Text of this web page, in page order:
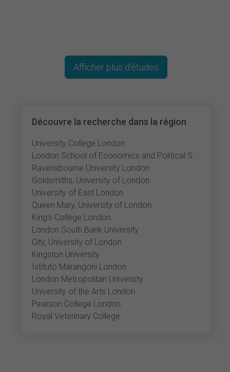
Découvre la recherche dans la région
University College London
London School of Economics and Political Science
Ravensbourne University London
Goldsmiths, University of London
University of East London
Queen Mary, University of London
King's College London
London South Bank University
City, University of London
Kingston University
Istituto Marangoni London
London Metropolitan University
University of the Arts London
Pearson College London
Royal Veterinary College
Afficher plus d'études